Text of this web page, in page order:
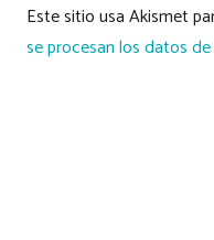
Este sitio usa Akismet
se procesan los datos